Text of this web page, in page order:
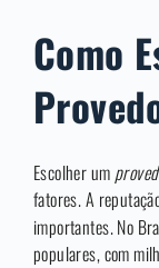
Como
Escolher um
fatores. A
importantes. No
populares, com